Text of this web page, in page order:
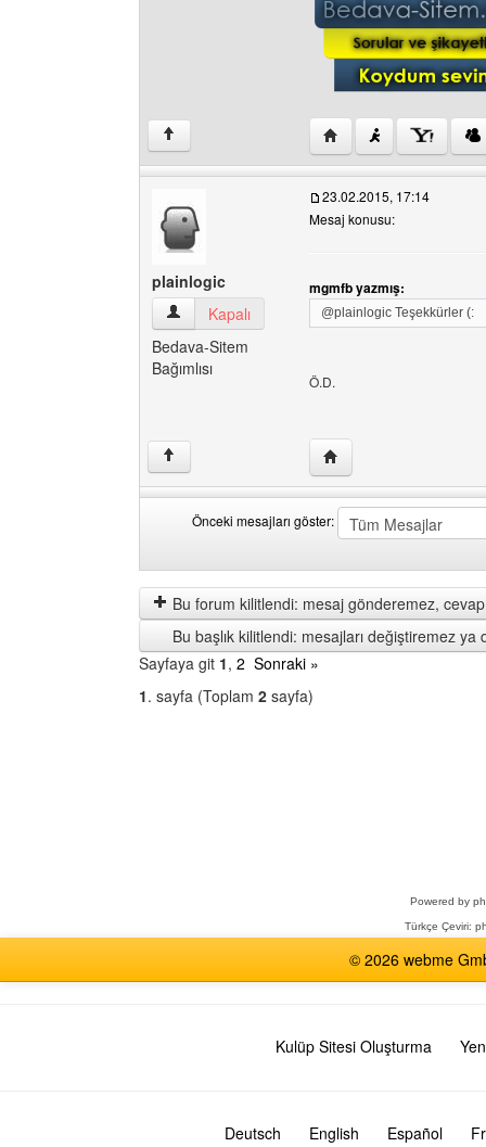
↑ Yazarın web sitesini
plainlogic
plainlogic Kullanıcının profilini görüntüle
Kapalı
Bedava-Sitem
Bağımlısı
23.02.2015, 17:14
Mesaj konusu:
mgmfb yazmış:
@plainlogic Teşekkürler (:
Ö.D.
↑ Yazarın web sitesini
Önceki mesajları göster:
mesajları
göster
by
Bu forum kilitlendi: mesaj gönderemez,
Bu başlık kilitlendi: mesajları değiştiremez ya
Sayfaya git 1, 2 Sonraki »
1. sayfa (Toplam 2 sayfa)
Powered by
Türkçe Çeviri:
© 2026 webme
Kulüp Sitesi Oluşturma
Deutsch English Español